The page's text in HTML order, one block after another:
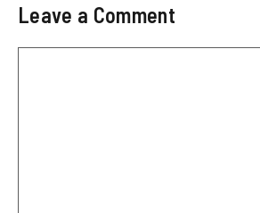
Leave a Comment